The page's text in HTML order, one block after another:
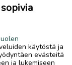
käytöstä ja
evästeitä
ja lukemiseen